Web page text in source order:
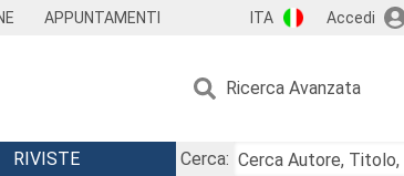
APPUNTAMENTI ITA Accedi
Ricerca Avanzata
RIVISTE
Cerca: